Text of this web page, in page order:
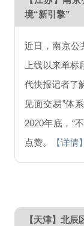
境“新引擎”
近日，南京公
上线以来单
代快报记者了
见面交易”体
2020年底，“
点赞。
【详情】
【天津】北